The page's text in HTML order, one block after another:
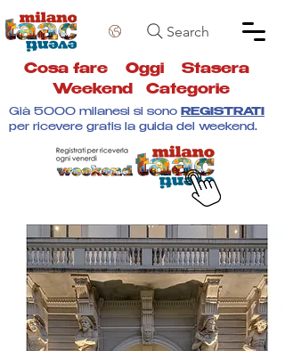
Search
Cosa fare Oggi Stasera
Weekend
Categorie
Già 5000 milanesi si sono REGISTRATI
per ricevere gratis la guida del weekend.